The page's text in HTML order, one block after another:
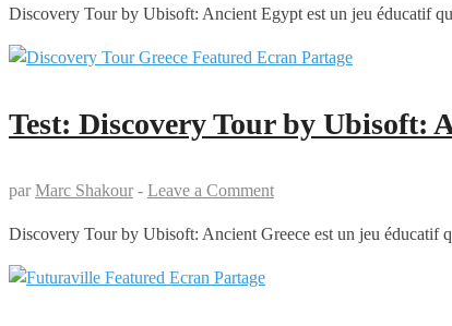
Discovery Tour by Ubisoft: Ancient Egypt est un jeu éducatif
Test: Discovery Tour by Ubisoft:
par Marc Shakour - Leave a Comment
Discovery Tour by Ubisoft: Ancient Greece est un jeu éducatif